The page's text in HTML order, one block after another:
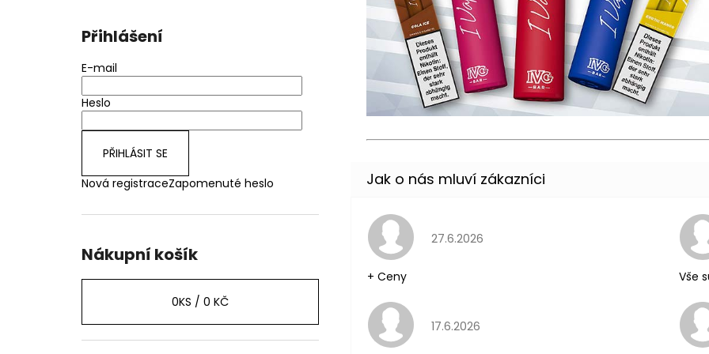
Přihlášení
E-mail
Heslo
PŘIHLÁSIT SE
Nová registraceZapomenuté heslo
Nákupní košík
0KS / 0 KČ
Hodnocení obchodu je 5 z 5 hvězdiček.
27.6.2026
+ Ceny Vše
Hodnocení obchodu je 5 z 5 hvězdiček.
17.6.2026